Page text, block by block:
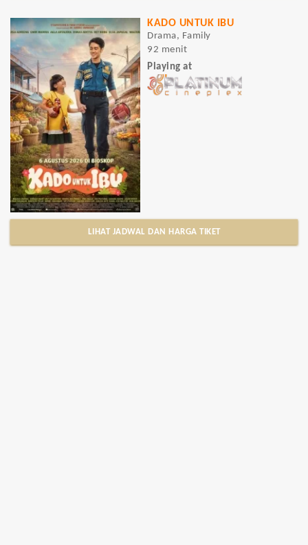
KADO UNTUK IBU
Drama, Family
92 menit
Playing at
LIHAT JADWAL DAN HARGA TIKET